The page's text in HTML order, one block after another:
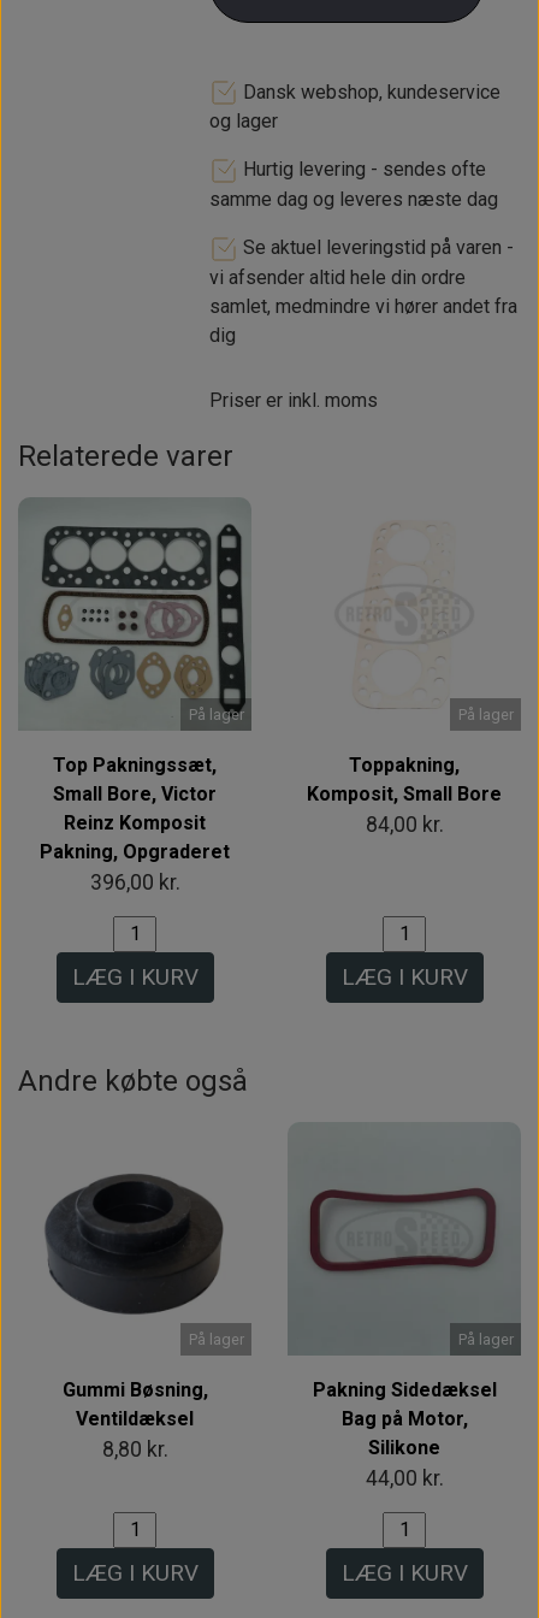
pakflader.
den bedre kan slutte tæt med en
grovere overflade ruhed som på de
både motorblok og topstykke, men
kan fint holde til varme i selv kraftigt
tunede gade maskiner.
Passer til 850/997/998/1098 cc
motorer
Dansk webshop, kundeservice
og lager
Hurtig levering - sendes ofte
samme dag og leveres næste dag
Se aktuel leveringstid på varen -
vi afsender altid hele din ordre
samlet, medmindre vi hører andet fra
dig
Priser er inkl. moms
Relaterede varer
På lager
Top Pakningssæt,
Small Bore, Victor
Reinz Komposit
Pakning, Opgraderet
396,00 kr.
LÆG I KURV
På lager
Toppakning,
Komposit, Small Bore
84,00 kr.
LÆG I KURV
Andre købte også
På lager
Gummi Bøsning,
Ventildæksel
8,80 kr.
LÆG I KURV
På lager
Pakning Sidedæksel
Bag på Motor,
Silikone
44,00 kr.
LÆG I KURV